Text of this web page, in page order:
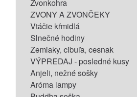
Zvonkohra
ZVONY A ZVONČEKY
Vtáčie kŕmidlá
Slnečné hodiny
Zemiaky, cibuľa, cesnak
VÝPREDAJ - posledné kusy
Anjeli, nežné sošky
Aróma lampy